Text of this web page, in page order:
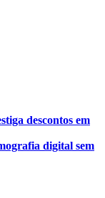
descontos em
digital sem